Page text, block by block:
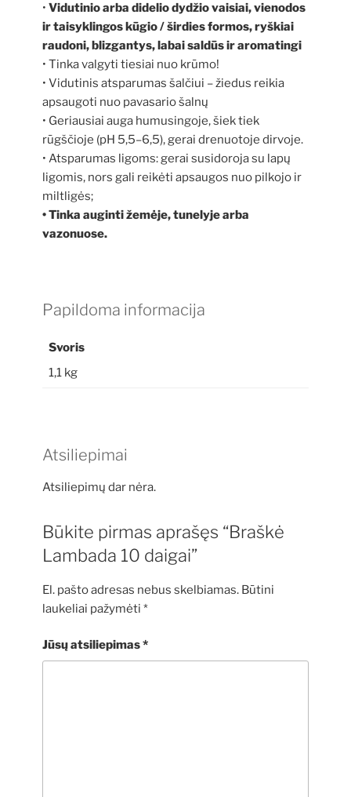
• Vidutinio arba didelio dydžio vaisiai, vienodos
ir taisyklingos kūgio / širdies formos, ryškiai
raudoni, blizgantys, labai saldūs ir aromatingi
• Tinka valgyti tiesiai nuo krūmo!
• Vidutinis atsparumas šalčiui – žiedus reikia
apsaugoti nuo pavasario šalnų
• Geriausiai auga humusingoje, šiek tiek
rūgščioje (pH 5,5–6,5), gerai drenuotoje dirvoje.
• Atsparumas ligoms: gerai susidoroja su lapų
ligomis, nors gali reikėti apsaugos nuo pilkojo ir
miltligės;
• Tinka auginti žemėje, tunelyje arba
vazonuose.
Papildoma informacija
Svoris
1,1 kg
Atsiliepimai
Atsiliepimų dar nėra.
Būkite pirmas aprašęs “Braškė
Lambada 10 daigai”
El. pašto adresas nebus skelbiamas. Būtini
laukeliai pažymėti *
Jūsų atsiliepimas*